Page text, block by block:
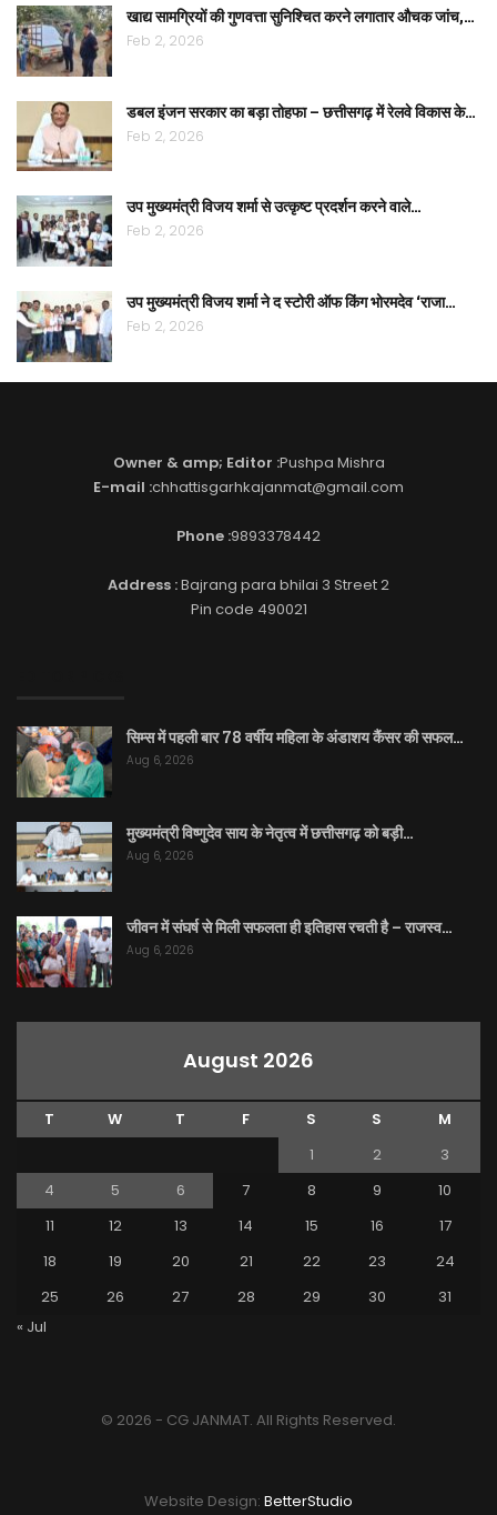
खाद्य सामग्रियों की गुणवत्ता सुनिश्चित करने लगातार औचक जांच,…
Feb 2, 2026
डबल इंजन सरकार का बड़ा तोहफा – छत्तीसगढ़ में रेलवे विकास के…
Feb 2, 2026
उप मुख्यमंत्री विजय शर्मा से उत्कृष्ट प्रदर्शन करने वाले…
Feb 2, 2026
उप मुख्यमंत्री विजय शर्मा ने द स्टोरी ऑफ किंग भोरमदेव ‘राजा…
Feb 2, 2026
Owner & amp; Editor :Pushpa Mishra
E-mail :chhattisgarhkajanmat@gmail.com
Phone :9893378442
Address :Bajrang para bhilai 3 Street 2
Pin code 490021
सिम्स में पहली बार 78 वर्षीय महिला के अंडाशय कैंसर की सफल…
Aug 6, 2026
मुख्यमंत्री विष्णुदेव साय के नेतृत्व में छत्तीसगढ़ को बड़ी…
Aug 6, 2026
जीवन में संघर्ष से मिली सफलता ही इतिहास रचती है – राजस्व…
Aug 6, 2026
August 2026
T W T F S S
M
1
2
3
4
5 6 7 8 9
10
11
12 13 14 15 16
17
18
19 20 21 22 23
24
25
26 27 28 29 30
31
« Jul
© 2026 - CG JANMAT. All Rights Reserved.
Website Design: BetterStudio